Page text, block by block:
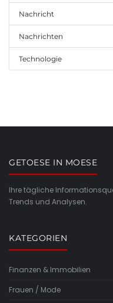
Nachricht
Nachrichten
Technologie
GETOESE IN MOESE
Ihre tägliche
Trends und Analysen.
KATEGORIEN
Finanzen & Immobilien
Frauen / Mode